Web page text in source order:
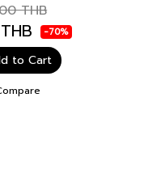
THB
-70%
to Cart